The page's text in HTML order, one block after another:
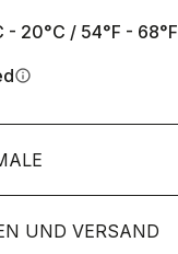
- 20°C / 54°F - 68°F
info
UND VERSAND